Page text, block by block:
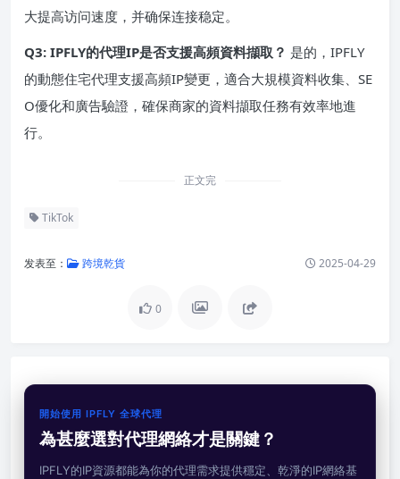
大提高访问速度，并确保连接稳定。
Q3: IPFLY的代理IP是否支援高頻資料擷取？ 是的，IPFLY
的動態住宅代理支援高頻IP變更，適合大規模資料收集、SE
O優化和廣告驗證，確保商家的資料擷取任務有效率地進
行。
正文完
TikTok
发表至： 跨境乾貨 2025-04-29
0
開始使用 IPFLY 全球代理
為甚麼選對代理網絡才是關鍵？
IPFLY的IP資源都能為你的代理需求提供穩定、乾淨的IP網絡基